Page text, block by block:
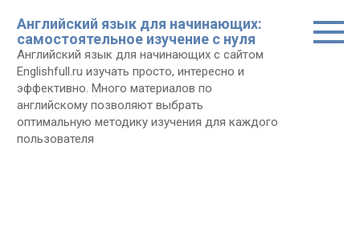
контенту
Английский язык для начинающих:
самостоятельное изучение с нуля
Английский язык для начинающих с сайтом
Еnglishfull.ru изучать просто, интересно и
эффективно. Много материалов по
английскому позволяют выбрать
оптимальную методику изучения для каждого
пользователя